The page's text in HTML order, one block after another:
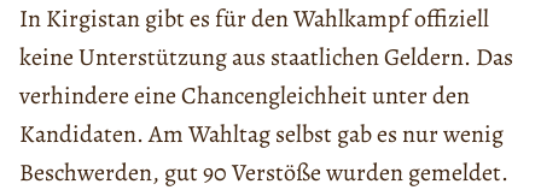
In Kirgistan gibt es für den Wahlkampf offiziell
keine Unterstützung aus staatlichen Geldern. Das
verhindere eine Chancengleichheit unter den
Kandidaten. Am Wahltag selbst gab es nur wenig
Beschwerden, gut 90 Verstöße wurden gemeldet.